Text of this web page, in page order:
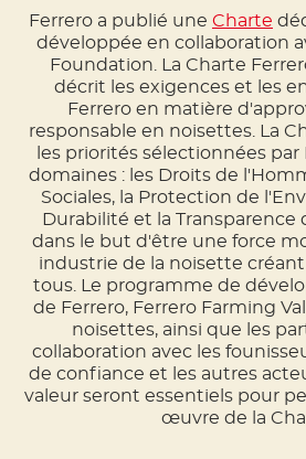
Ferrero a publié une Charte
développée en collaboration
Foundation. La Charte
décrit les exigences et les
Ferrero en matière
responsable en noisettes. La
les priorités sélectionnées par
domaines : les Droits de
Sociales, la Protection de
Durabilité et la Transparence
dans le but d'être une force
industrie de la noisette
tous. Le programme de
de Ferrero, Ferrero Farming
noisettes, ainsi que les
collaboration avec les
de confiance et les autres
valeur seront essentiels pour
œuvre de la